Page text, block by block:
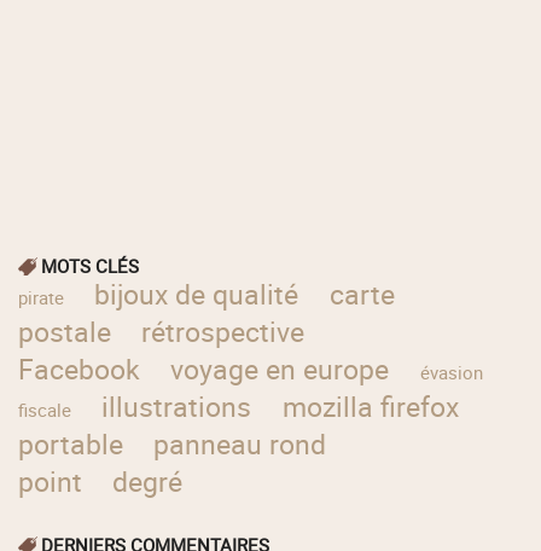
MOTS CLÉS
pirate
bijoux de qualité
carte
postale
rétrospective
Facebook
voyage en europe
évasion
fiscale
illustrations
mozilla firefox
portable
panneau rond
point
degré
DERNIERS COMMENTAIRES